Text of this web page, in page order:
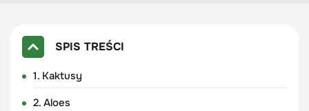
SPIS TREŚCI
1. Kaktusy
2. Aloes